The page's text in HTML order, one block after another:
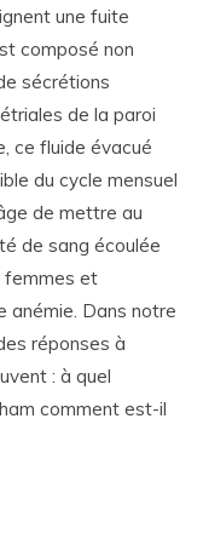
une fuite
composé non
sécrétions
de la paroi
ce fluide évacué
du cycle mensuel
de mettre au
de sang écoulée
femmes et
anémie. Dans notre
réponses à
: à quel
comment est-il